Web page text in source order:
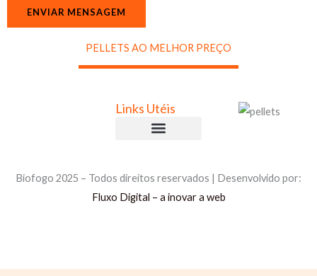
ENVIAR MENSAGEM
PELLETS AO MELHOR PREÇO
Links Utéis
Biofogo 2025 – Todos direitos reservados | Desenvolvido por:
Fluxo Digital – a inovar a web